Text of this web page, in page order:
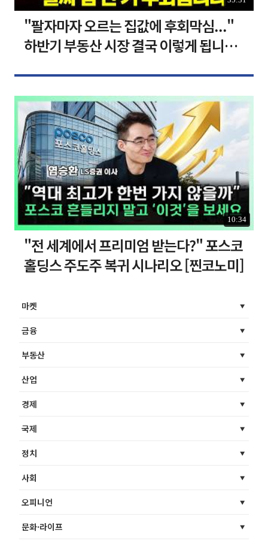
"팔자마자 오르는 집값에 후회막심..."
하반기 부동산 시장 결국 이렇게 됩니다 I
10:34
"전 세계에서 프리미엄 받는다?" 포스코
홀딩스 주도주 복귀 시나리오 [찐코노미]
마켓
금융
부동산
산업
경제
국제
정치
사회
오피니언
문화·라이프